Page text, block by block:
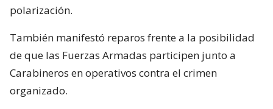
polarización.
También manifestó reparos frente a la posibilidad
de que las Fuerzas Armadas participen junto a
Carabineros en operativos contra el crimen
organizado.